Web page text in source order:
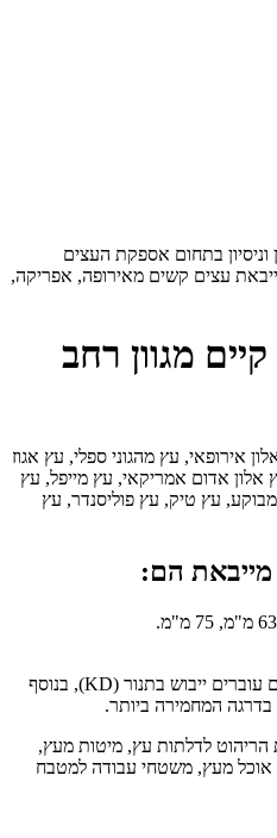
וניסיון בתחום אספקת העצים
עצים קשים מאירופה, אפריקה,
מגוון רחב
אירופאי, עץ מהגוני ספלי, עץ אגוז
אלון אדום אמריקאי, עץ מייפל, עץ
עץ טיק, עץ פוליסנדר, עץ
הם:
כל העצים הקשים אשר אנו מייבאים עוברים ייבוש בתנור (KD), בנוסף
המחמירה ביותר.
לדלתות עץ, מיטות מעץ,
אוכל מעץ, משטחי עבודה למטבח